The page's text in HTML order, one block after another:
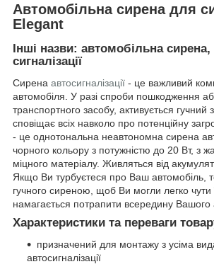
Автомобільна сирена для
Elegant
Інші назви: автомобільна
сигналізації
Сирена автосигналізації - це важливий
автомобіля. У разі спроби пошкодження
транспортного засобу, активується
сповіщає всіх навколо про потенційну
- це однотональна неавтономна сирена
чорного кольору з потужністю до 20 Вт, з
міцного матеріалу. Живляться від
Якщо Ви турбуєтеся про Ваш автомобіль,
гучного сиреною, щоб Ви могли легко чути
намагається потрапити всередину Вашого
Характеристики та переваги
призначений для монтажу з усіма
автосигналізації